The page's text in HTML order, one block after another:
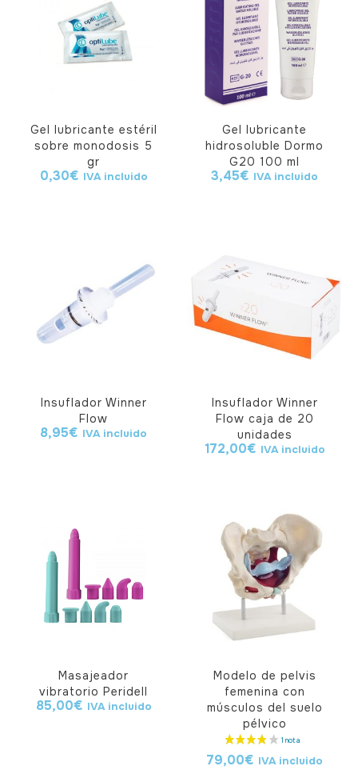
Gel lubricante estéril
sobre monodosis 5
gr
0,30€ IVA incluido
Gel lubricante
hidrosoluble Dormo
G20 100 ml
3,45€ IVA incluido
Insuflador Winner
Flow
8,95€ IVA incluido
Insuflador Winner
Flow caja de 20
unidades
172,00€ IVA incluido
Masajeador
vibratorio Peridell
85,00€ IVA incluido
Modelo de pelvis
femenina con
músculos del suelo
pélvico
79,00€ IVA incluido